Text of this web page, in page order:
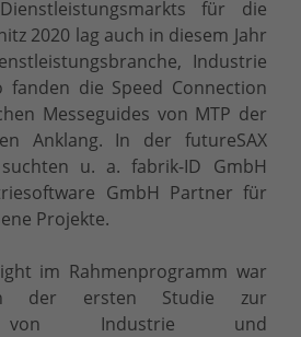
für die
2020 lag auch in diesem Jahr
Industrie
fanden die Speed Connection
Messeguides von MTP der
Anklang. In der futureSAX
u. a. fabrik-ID GmbH
GmbH Partner für
Projekte.
im Rahmenprogramm war
der ersten Studie zur
von Industrie und